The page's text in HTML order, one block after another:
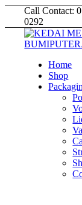
Call Contact:
0292
Home
Shop